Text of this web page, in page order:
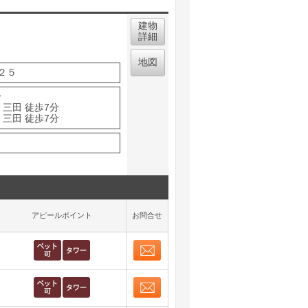
５
田 徒歩7分
田 徒歩7分
建物
詳細
地図
アピールポイント お問合せ
り表示
り表示